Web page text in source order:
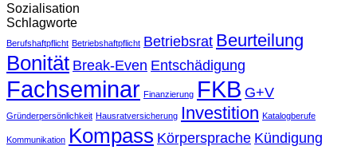
Sozialisation
Schlagworte
Berufshaftpflicht Betriebshaftpflicht Betriebsrat Beurteilung
Bonität Break-Even Entschädigung
Fachseminar Finanzierung FKB G+V
Gründerpersönlichkeit Hausratversicherung Investition Katalogberufe
Kommunikation Kompass Körpersprache Kündigung